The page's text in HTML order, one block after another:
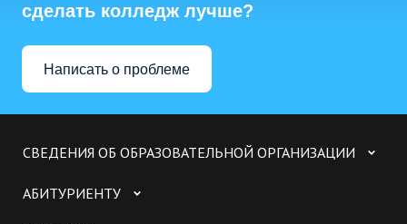
сделать колледж лучше?
Написать о проблеме
СВЕДЕНИЯ ОБ ОБРАЗОВАТЕЛЬНОЙ ОРГАНИЗАЦИИ
АБИТУРИЕНТУ